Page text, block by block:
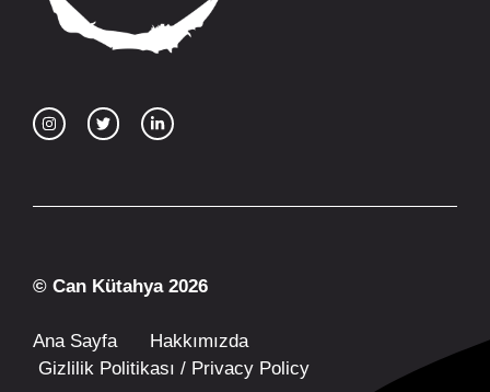
© Can Kütahya 2026
Ana Sayfa
Hakkımızda
Gizlilik Politikası / Privacy Policy